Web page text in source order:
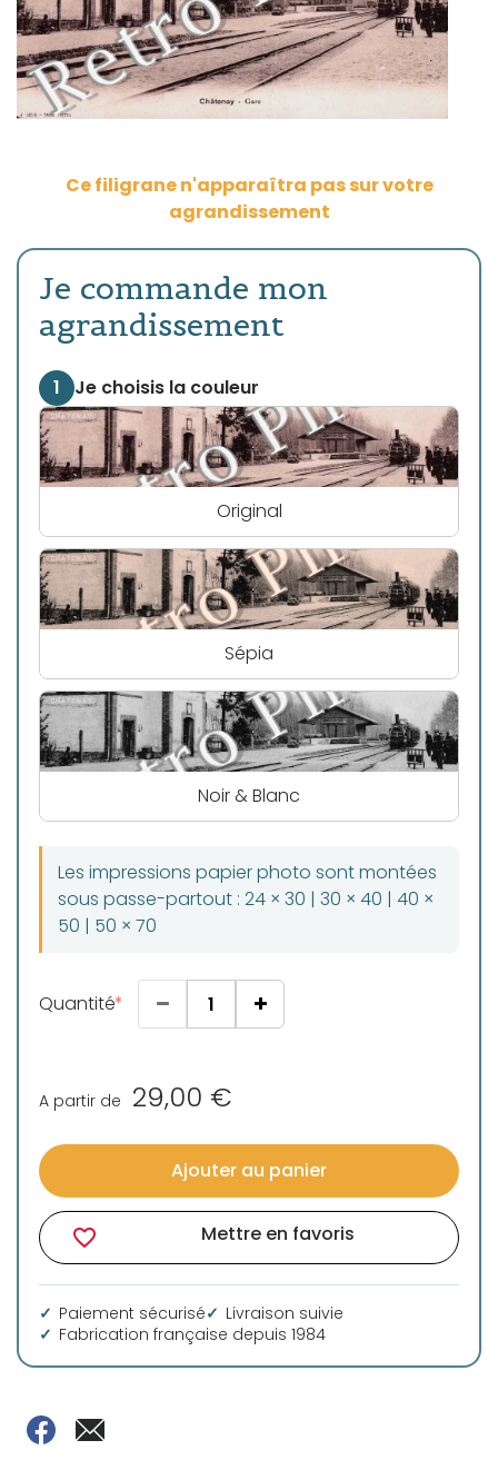
Ce filigrane n'apparaîtra pas sur votre
agrandissement
Je commande mon
agrandissement
1 Je choisis la couleur
Original
Sépia
Noir & Blanc
Les impressions papier photo sont montées
sous passe-partout : 24 × 30 | 30 × 40 | 40 ×
50 | 50 × 70
Quantité
A partir de 29,00 €
Ajouter au panier
favorite_border Mettre en favoris
Paiement sécurisé
Livraison suivie
Fabrication française depuis 1984